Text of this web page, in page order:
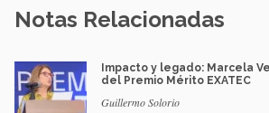
Notas Relacionadas
Impacto y legado: Marcela
del Premio Mérito EXATEC
Guillermo Solorio